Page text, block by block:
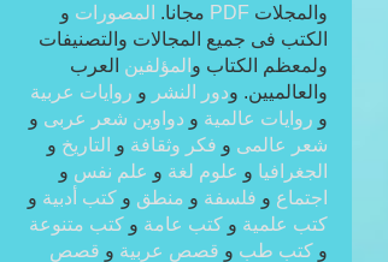
والمجلات PDF مجانا. المصورات و
الكتب فى جميع المجالات والتصنيفات
ولمعظم الكتاب و المؤلفين العرب
والعالميين. ودور النشر و روايات عربية
و روايات عالمية و دواوين شعر عربى و
شعر عالمى و فكر وثقافة و التاريخ و
الجغرافيا و علوم لغة و علم نفس و
اجتماع و فلسفة و منطق و كتب أدبية و
كتب علمية و كتب عامة و كتب متنوعة
و كتب طب و قصص عربية و قصص